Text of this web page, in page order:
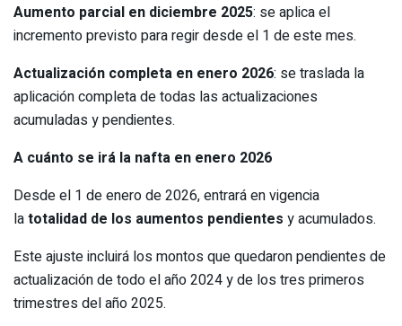
Aumento parcial en diciembre 2025: se aplica el
incremento previsto para regir desde el 1 de este mes.
Actualización completa en enero 2026: se traslada la
aplicación completa de todas las actualizaciones
acumuladas y pendientes.
A cuánto se irá la nafta en enero 2026
Desde el 1 de enero de 2026, entrará en vigencia
latotalidad de los aumentos pendientes y acumulados.
Este ajuste incluirá los montos que quedaron pendientes de
actualización de todo el año 2024 y de los tres primeros
trimestres del año 2025.